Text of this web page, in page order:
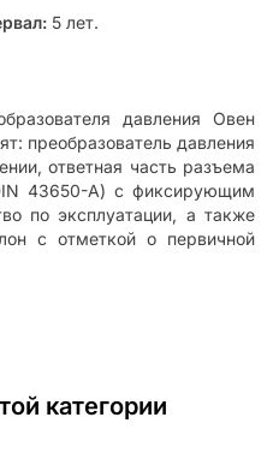
5 лет.
давления Овен
преобразователь давления
ответная часть разъема
43650-A) с фиксирующим
по эксплуатации, а также
с отметкой о первичной
категории